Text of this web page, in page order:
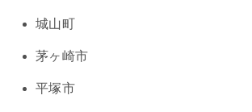
城山町
茅ヶ崎市
平塚市